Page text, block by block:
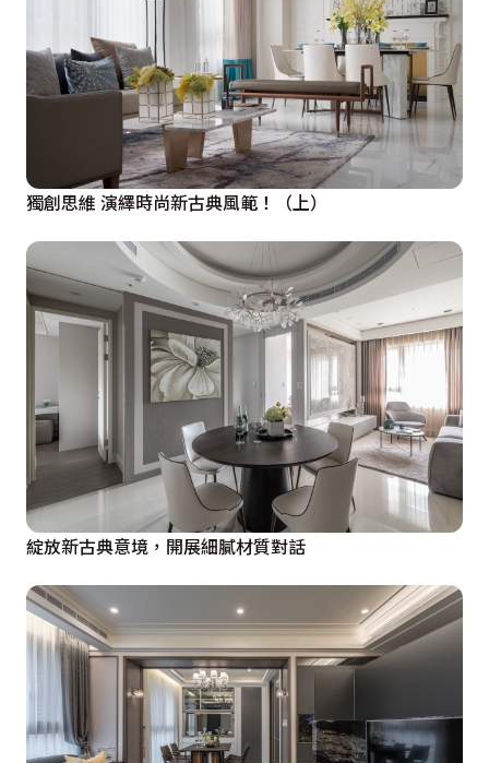
獨創思維 演繹時尚新古典風範！（上）
綻放新古典意境，開展細膩材質對話